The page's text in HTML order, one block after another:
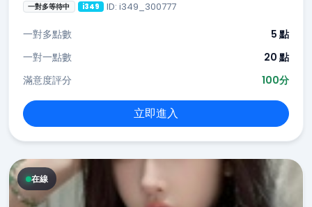
一對多等待中 i349 ID: i349_300777
一對多點數
5 點
一對一點數
20 點
滿意度評分
100分
立即進入
在線